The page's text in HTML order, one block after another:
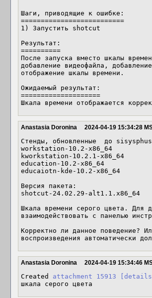
Шаги, приводящие к ошибке:
==========================
1) Запустить shotcut
Результат:
==========
После запуска вместо шкалы
добавление видеофайла,
отображение шкалы времени.
Ожидаемый результат:
====================
Шкала времени отображается
Anastasia Doronina 2024-04-19 15:34:28
Стенды, обновленные  до
workstation-10.2-x86_64
kworkstation-10.2.1-x86_64
education-10.2-x86_64
educaiotn-kde-10.2-x86_64
Версия пакета:
shotcut-24.02.29-alt1.1.x86_64
Шкала времени серого цвета. Для
взаимодействовать с панелью
Корректно ли данное поведение?
воспроизведения автоматически
Anastasia Doronina 2024-04-19 15:34:46
Created attachment 15913
[details]
шкала серого цвета